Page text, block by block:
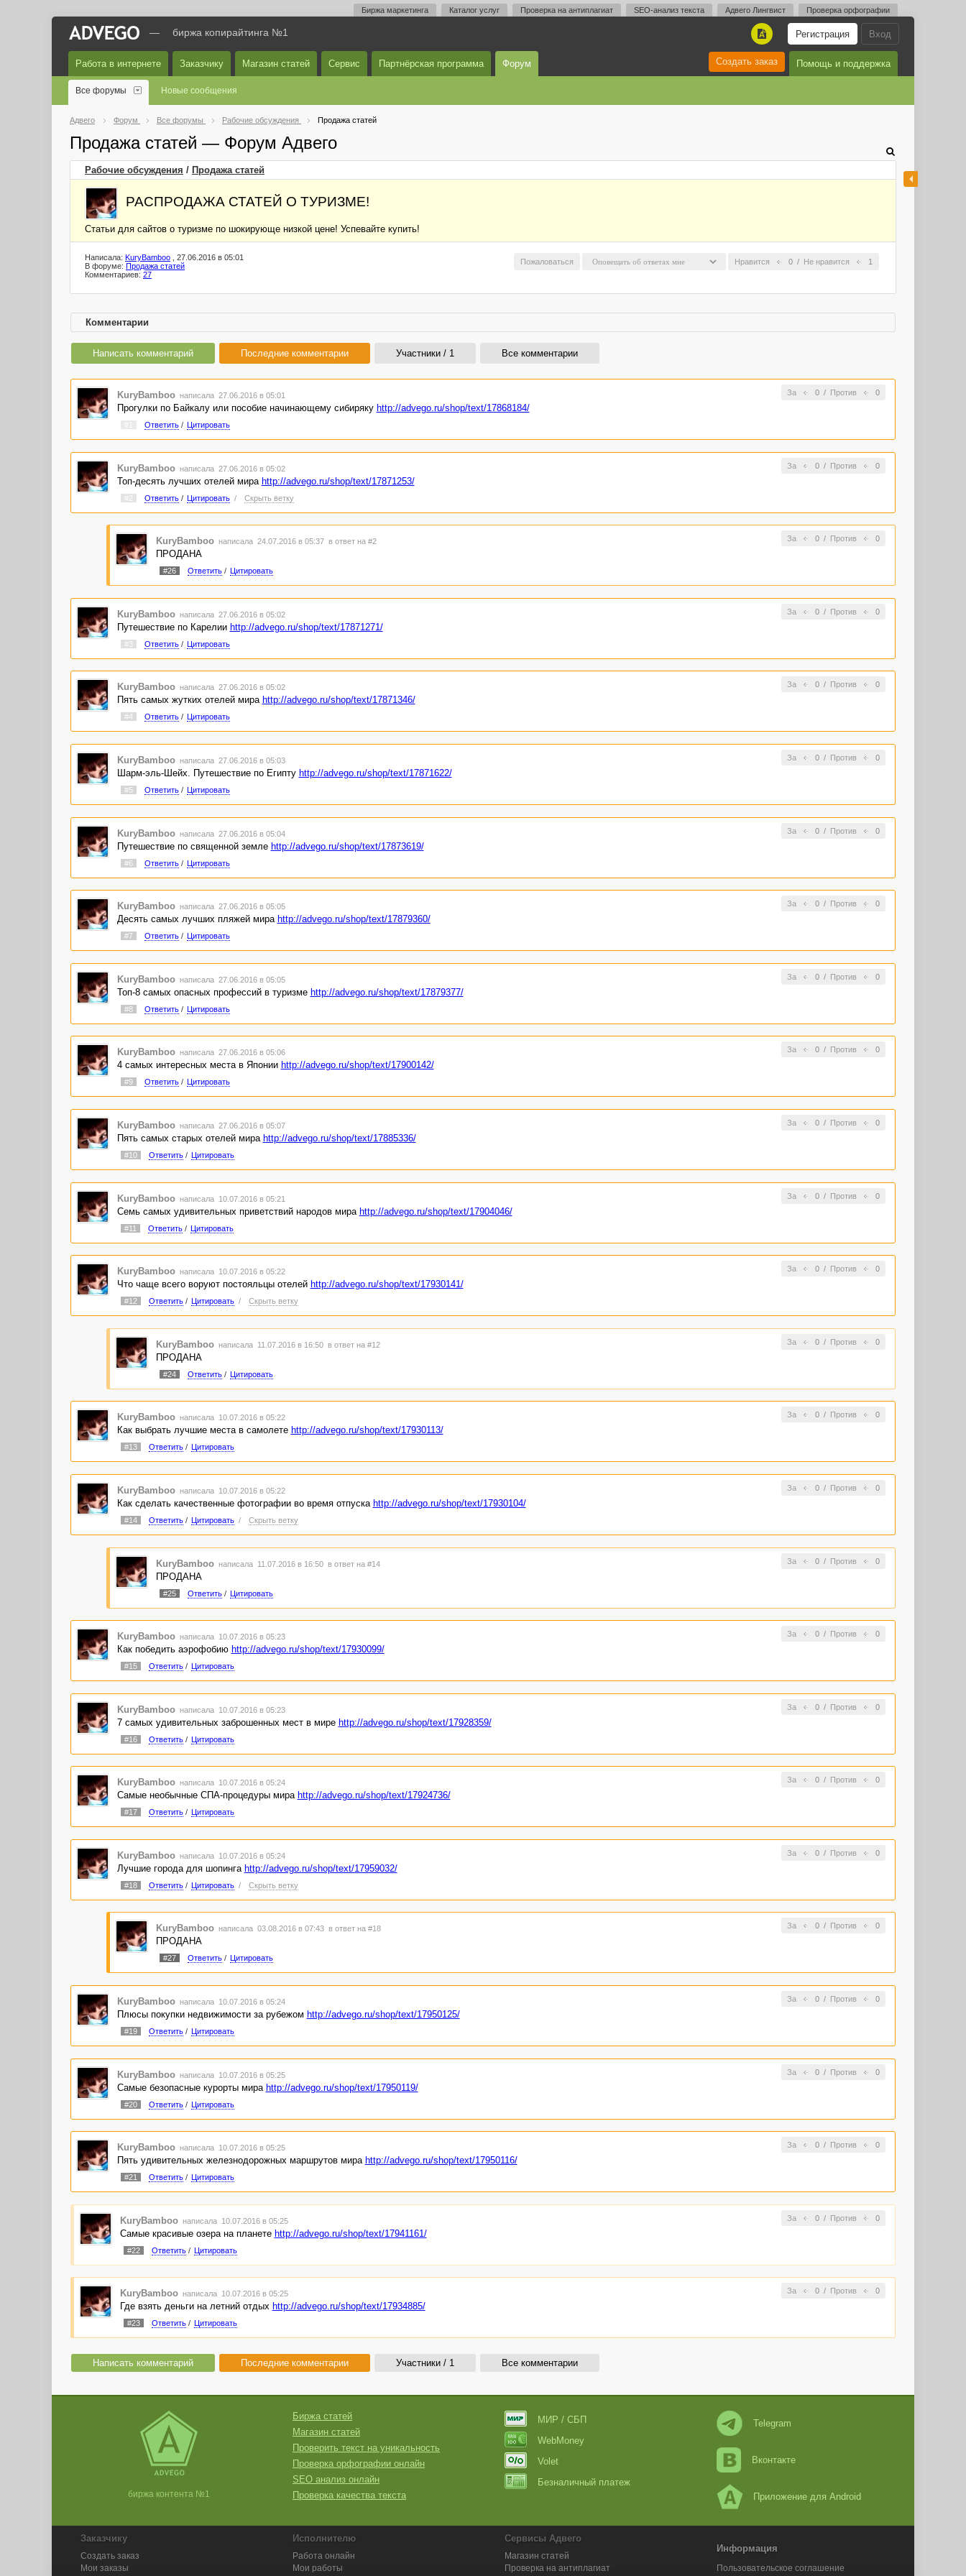
Биржа маркетинга Каталог услуг Проверка на антиплагиат SEO-анализ текста Адвего Лингвист Проверка орфографии
Вход
Регистрация
A
— биржа копирайтинга №1
Работа в интернете Заказчику Магазин статей Сервис Партнёрская программа Форум Помощь и поддержка
Создать заказ
Все форумы Новые сообщения
Адвего Форум Все форумы Рабочие обсуждения Продажа статей
Продажа статей — Форум Адвего
Рабочие обсуждения / Продажа статей
РАСПРОДАЖА СТАТЕЙ О ТУРИЗМЕ!
Статьи для сайтов о туризме по шокирующе низкой цене! Успевайте купить!
Нравится 0 / Не нравится 1
Пожаловаться
Написала: KuryBamboo , 27.06.2016 в 05:01
В форуме: Продажа статей
Комментариев: 27
Комментарии
Написать комментарий Последние комментарии Участники / 1 Все комментарии
За 0/ Против 0
KuryBamboo написала 27.06.2016 в 05:01
Прогулки по Байкалу или пособие начинающему сибиряку http://advego.ru/shop/text/17868184/
Ответить/ Цитировать
За 0/ Против 0
KuryBamboo написала 27.06.2016 в 05:02
Топ-десять лучших отелей мира http://advego.ru/shop/text/17871253/
#2 Ответить/ Цитировать / Скрыть ветку
За 0/ Против 0
KuryBamboo написала 24.07.2016 в 05:37 в ответ на #2
ПРОДАНА
#26 Ответить/ Цитировать
За 0/ Против 0
KuryBamboo написала 27.06.2016 в 05:02
Путешествие по Карелии http://advego.ru/shop/text/17871271/
#3 Ответить/ Цитировать
За 0/ Против 0
KuryBamboo написала 27.06.2016 в 05:02
Пять самых жутких отелей мира http://advego.ru/shop/text/17871346/
#4 Ответить/ Цитировать
За 0/ Против 0
KuryBamboo написала 27.06.2016 в 05:03
Шарм-эль-Шейх. Путешествие по Египту http://advego.ru/shop/text/17871622/
#5 Ответить/ Цитировать
За 0/ Против 0
KuryBamboo написала 27.06.2016 в 05:04
Путешествие по священной земле http://advego.ru/shop/text/17873619/
#6 Ответить/ Цитировать
За 0/ Против 0
KuryBamboo написала 27.06.2016 в 05:05
Десять самых лучших пляжей мира http://advego.ru/shop/text/17879360/
#7 Ответить/ Цитировать
За 0/ Против 0
KuryBamboo написала 27.06.2016 в 05:05
Топ-8 самых опасных профессий в туризме http://advego.ru/shop/text/17879377/
#8 Ответить/ Цитировать
За 0/ Против 0
KuryBamboo написала 27.06.2016 в 05:06
4 самых интересных места в Японии http://advego.ru/shop/text/17900142/
#9 Ответить/ Цитировать
За 0/ Против 0
KuryBamboo написала 27.06.2016 в 05:07
Пять самых старых отелей мира http://advego.ru/shop/text/17885336/
#10 Ответить/ Цитировать
За 0/ Против 0
KuryBamboo написала 10.07.2016 в 05:21
Семь самых удивительных приветствий народов мира http://advego.ru/shop/text/17904046/
#11 Ответить/ Цитировать
За 0/ Против 0
KuryBamboo написала 10.07.2016 в 05:22
Что чаще всего воруют постояльцы отелей http://advego.ru/shop/text/17930141/
#12 Ответить/ Цитировать / Скрыть ветку
За 0/ Против 0
KuryBamboo написала 11.07.2016 в 16:50 в ответ на #12
ПРОДАНА
#24 Ответить/ Цитировать
За 0/ Против 0
KuryBamboo написала 10.07.2016 в 05:22
Как выбрать лучшие места в самолете http://advego.ru/shop/text/17930113/
#13 Ответить/ Цитировать
За 0/ Против 0
KuryBamboo написала 10.07.2016 в 05:22
Как сделать качественные фотографии во время отпуска http://advego.ru/shop/text/17930104/
#14 Ответить/ Цитировать / Скрыть ветку
За 0/ Против 0
KuryBamboo написала 11.07.2016 в 16:50 в ответ на #14
ПРОДАНА
#25 Ответить/ Цитировать
За 0/ Против 0
KuryBamboo написала 10.07.2016 в 05:23
Как победить аэрофобию http://advego.ru/shop/text/17930099/
#15 Ответить/ Цитировать
За 0/ Против 0
KuryBamboo написала 10.07.2016 в 05:23
7 самых удивительных заброшенных мест в мире http://advego.ru/shop/text/17928359/
#16 Ответить/ Цитировать
За 0/ Против 0
KuryBamboo написала 10.07.2016 в 05:24
Самые необычные СПА-процедуры мира http://advego.ru/shop/text/17924736/
#17 Ответить/ Цитировать
За 0/ Против 0
KuryBamboo написала 10.07.2016 в 05:24
Лучшие города для шопинга http://advego.ru/shop/text/17959032/
#18 Ответить/ Цитировать / Скрыть ветку
За 0/ Против 0
KuryBamboo написала 03.08.2016 в 07:43 в ответ на #18
ПРОДАНА
#27 Ответить/ Цитировать
За 0/ Против 0
KuryBamboo написала 10.07.2016 в 05:24
Плюсы покупки недвижимости за рубежом http://advego.ru/shop/text/17950125/
#19 Ответить/ Цитировать
За 0/ Против 0
KuryBamboo написала 10.07.2016 в 05:25
Самые безопасные курорты мира http://advego.ru/shop/text/17950119/
#20 Ответить/ Цитировать
За 0/ Против 0
KuryBamboo написала 10.07.2016 в 05:25
Пять удивительных железнодорожных маршрутов мира http://advego.ru/shop/text/17950116/
#21 Ответить/ Цитировать
За 0/ Против 0
KuryBamboo написала 10.07.2016 в 05:25
Самые красивые озера на планете http://advego.ru/shop/text/17941161/
#22 Ответить/ Цитировать
За 0/ Против 0
KuryBamboo написала 10.07.2016 в 05:25
Где взять деньги на летний отдых http://advego.ru/shop/text/17934885/
#23 Ответить/ Цитировать
Написать комментарий Последние комментарии Участники / 1 Все комментарии
биржа контента №1
Биржа статей
Магазин статей
Проверить текст на уникальность
Проверка орфографии онлайн
SEO анализ онлайн
Проверка качества текста
МИР / СБП
WebMoney
Volet
Безналичный платеж
Telegram
Вконтакте
Приложение для Android
Заказчику
Создать заказ
Мои заказы
Исполнителю
Работа онлайн
Мои работы
Сервисы Адвего
Магазин статей
Проверка на антиплагиат
Информация
Пользовательское соглашение